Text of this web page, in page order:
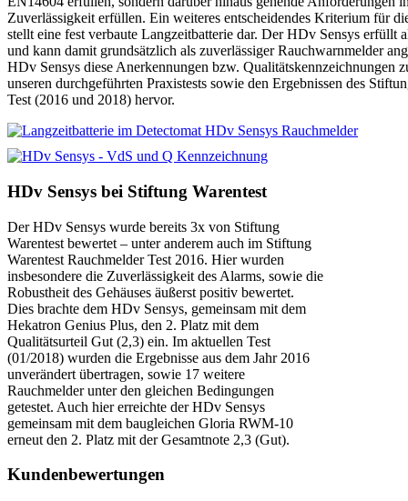
Zuverlässigkeit erfüllen. Ein weiteres entscheidendes Kriterium für
stellt eine fest verbaute Langzeitbatterie dar. Der HDv Sensys erfüllt
und kann damit grundsätzlich als zuverlässiger Rauchwarnmelder
HDv Sensys diese Anerkennungen bzw. Qualitätskennzeichnungen
unseren durchgeführten Praxistests sowie den Ergebnissen des
Test (2016 und 2018) hervor.
HDv Sensys bei Stiftung Warentest
Der HDv Sensys wurde bereits 3x von Stiftung
Warentest bewertet – unter anderem auch im Stiftung
Warentest Rauchmelder Test 2016. Hier wurden
insbesondere die Zuverlässigkeit des Alarms, sowie die
Robustheit des Gehäuses äußerst positiv bewertet.
Dies brachte dem HDv Sensys, gemeinsam mit dem
Hekatron Genius Plus, den 2. Platz mit dem
Qualitätsurteil Gut (2,3) ein. Im aktuellen Test
(01/2018) wurden die Ergebnisse aus dem Jahr 2016
unverändert übertragen, sowie 17 weitere
Rauchmelder unter den gleichen Bedingungen
getestet. Auch hier erreichte der HDv Sensys
gemeinsam mit dem baugleichen Gloria RWM-10
erneut den 2. Platz mit der Gesamtnote 2,3 (Gut).
Kundenbewertungen